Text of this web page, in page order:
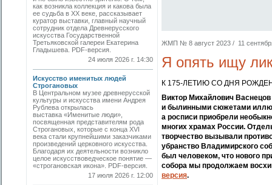
как возникла коллекция и какова была
ее судьба в ХХ веке, рассказывает
куратор выставки, главный научный
сотрудник отдела Древнерусского
искусства Государственной
Третьяковской галереи Екатерина
Гладышева. PDF-версия.
24 июля 2026 г. 14:30
Искусство именитых людей
Строгановых
В Центральном музее древнерусской
культуры и искусства имени Андрея
Рублева открылась
выставка «Именитые люди»,
посвященная представителям рода
Строгановых, которые с конца XVI
века стали крупнейшими заказчиками
произведений церковного искусства.
Благодаря их деятельности возникло
целое искусствоведческое понятие —
«строгановская икона». PDF-версия.
17 июля 2026 г. 12:00
ЖМП № 8 август 2023 / 11
Я опять ищу
К 175-ЛЕТИЮ СО ДНЯ
Виктор Михайлович
и былинными сюжетами
а росписи приобрели
многих храмах России.
творчество вызывали
убранство Владимирского
был человеком, что нового
собора мы продолжаем
версия.